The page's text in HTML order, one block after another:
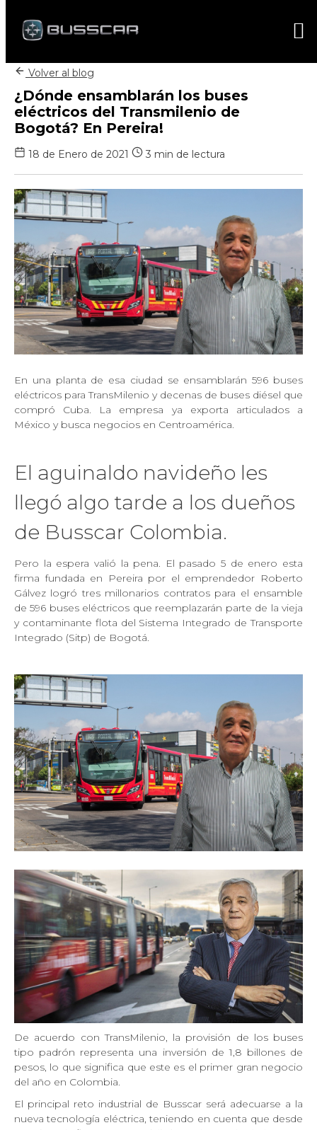
Volver al blog
¿Dónde ensamblarán los buses
eléctricos del Transmilenio de
Bogotá? En Pereira!
18 de Enero de 2021 3 min de lectura
En una planta de esa ciudad se ensamblarán 596 buses
eléctricos para TransMilenio y decenas de buses diésel que
compró Cuba. La empresa ya exporta articulados a
México y busca negocios en Centroamérica.
El aguinaldo navideño les
llegó algo tarde a los dueños
de Busscar Colombia.
Pero la espera valió la pena. El pasado 5 de enero esta
firma fundada en Pereira por el emprendedor Roberto
Gálvez logró tres millonarios contratos para el ensamble
de 596 buses eléctricos que reemplazarán parte de la vieja
y contaminante flota del Sistema Integrado de Transporte
Integrado (Sitp) de Bogotá.
De acuerdo con TransMilenio, la provisión de los buses
tipo padrón representa una inversión de 1,8 billones de
pesos, lo que significa que este es el primer gran negocio
del año en Colombia.
El principal reto industrial de Busscar será adecuarse a la
nueva tecnología eléctrica, teniendo en cuenta que desde